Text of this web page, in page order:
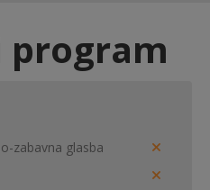
program
zabavna glasba